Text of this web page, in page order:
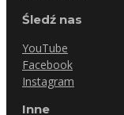
Śledź nas
YouTube
Facebook
Instagram
Inne